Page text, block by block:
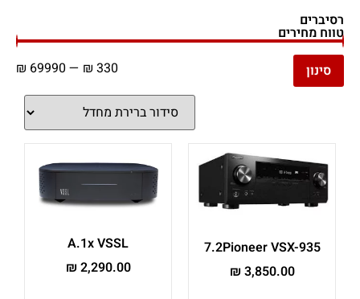
רסיברים
טווח מחירים
330
₪
—
69990
₪ סינון
7.2Pioneer VSX-935
₪ 3,850.00
A.1x VSSL
₪ 2,290.00